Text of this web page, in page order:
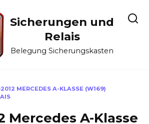
Sicherungen und
Relais
Belegung Sicherungskasten
MERCEDES A-KLASSE (W169)
Mercedes A-Klasse